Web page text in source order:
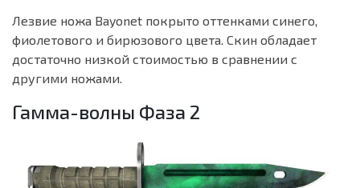
Лезвие ножа Bayonet покрыто оттенками синего,
фиолетового и бирюзового цвета. Скин обладает
достаточно низкой стоимостью в сравнении с
другими ножами.
Гамма-волны Фаза 2